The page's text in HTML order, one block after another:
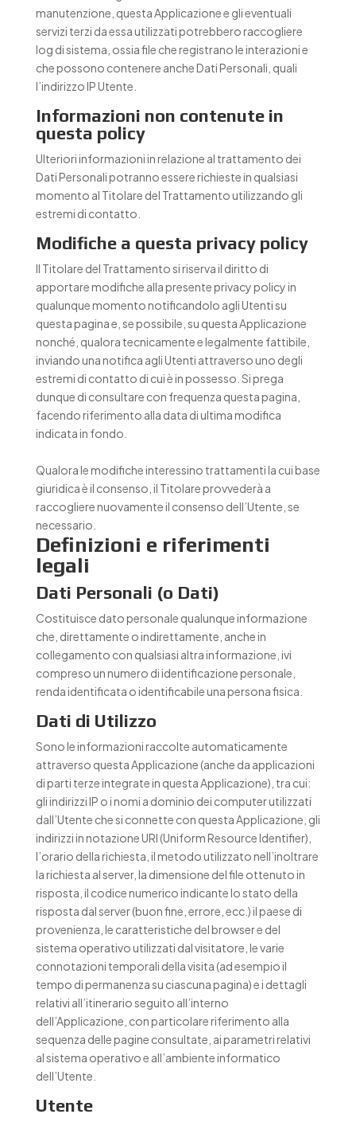
manutenzione, questa Applicazione e gli eventuali
servizi terzi da essa utilizzati potrebbero raccogliere
log di sistema, ossia file che registrano le interazioni e
che possono contenere anche Dati Personali, quali
l’indirizzo IP Utente.
Informazioni non contenute in
questa policy
Ulteriori informazioni in relazione al trattamento dei
Dati Personali potranno essere richieste in qualsiasi
momento al Titolare del Trattamento utilizzando gli
estremi di contatto.
Modifiche a questa privacy policy
Il Titolare del Trattamento si riserva il diritto di
apportare modifiche alla presente privacy policy in
qualunque momento notificandolo agli Utenti su
questa pagina e, se possibile, su questa Applicazione
nonché, qualora tecnicamente e legalmente fattibile,
inviando una notifica agli Utenti attraverso uno degli
estremi di contatto di cui è in possesso. Si prega
dunque di consultare con frequenza questa pagina,
facendo riferimento alla data di ultima modifica
indicata in fondo.
Qualora le modifiche interessino trattamenti la cui base
giuridica è il consenso, il Titolare provvederà a
raccogliere nuovamente il consenso dell’Utente, se
necessario.
Definizioni e riferimenti
legali
Dati Personali (o Dati)
Costituisce dato personale qualunque informazione
che, direttamente o indirettamente, anche in
collegamento con qualsiasi altra informazione, ivi
compreso un numero di identificazione personale,
renda identificata o identificabile una persona fisica.
Dati di Utilizzo
Sono le informazioni raccolte automaticamente
attraverso questa Applicazione (anche da applicazioni
di parti terze integrate in questa Applicazione), tra cui:
gli indirizzi IP o i nomi a dominio dei computer utilizzati
dall’Utente che si connette con questa Applicazione, gli
indirizzi in notazione URI (Uniform Resource Identifier),
l’orario della richiesta, il metodo utilizzato nell’inoltrare
la richiesta al server, la dimensione del file ottenuto in
risposta, il codice numerico indicante lo stato della
risposta dal server (buon fine, errore, ecc.) il paese di
provenienza, le caratteristiche del browser e del
sistema operativo utilizzati dal visitatore, le varie
connotazioni temporali della visita (ad esempio il
tempo di permanenza su ciascuna pagina) e i dettagli
relativi all’itinerario seguito all’interno
dell’Applicazione, con particolare riferimento alla
sequenza delle pagine consultate, ai parametri relativi
al sistema operativo e all’ambiente informatico
dell’Utente.
Utente